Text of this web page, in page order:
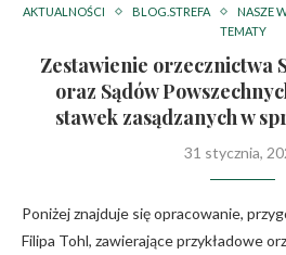
AKTUALNOŚCI BLOG.STREFA NASZE
TEMATY
Zestawienie orzecznictwa
oraz Sądów
stawek zasądzanych w
31 stycznia,
Poniżej znajduje się opracowanie,
Filipa Tohl, zawierające przykładowe